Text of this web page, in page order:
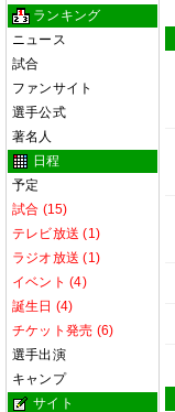
ランキング
ニュース
試合
ファンサイト
選手公式
著名人
日程
予定
試合 (15)
テレビ放送 (1)
ラジオ放送 (1)
イベント (4)
誕生日 (4)
チケット発売 (6)
選手出演
キャンプ
サイト